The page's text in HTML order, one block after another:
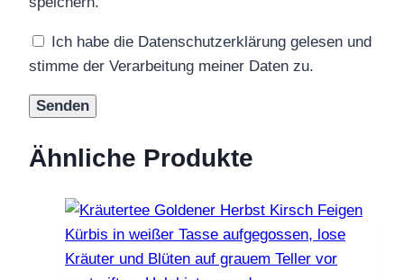
Ich habe die Datenschutzerklärung gelesen und
stimme der Verarbeitung meiner Daten zu.
Ähnliche Produkte